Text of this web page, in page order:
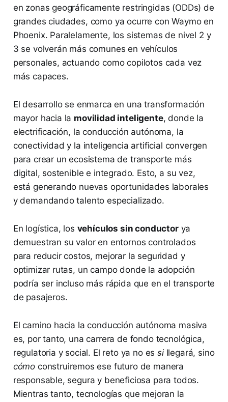
en zonas geográficamente restringidas (ODDs) de
grandes ciudades, como ya ocurre con Waymo en
Phoenix. Paralelamente, los sistemas de nivel 2 y
3 se volverán más comunes en vehículos
personales, actuando como copilotos cada vez
más capaces.
El desarrollo se enmarca en una transformación
mayor hacia la movilidad inteligente, donde la
electrificación, la conducción autónoma, la
conectividad y la inteligencia artificial convergen
para crear un ecosistema de transporte más
digital, sostenible e integrado. Esto, a su vez,
está generando nuevas oportunidades laborales
y demandando talento especializado.
En logística, los vehículos sin conductorya
demuestran su valor en entornos controlados
para reducir costos, mejorar la seguridad y
optimizar rutas, un campo donde la adopción
podría ser incluso más rápida que en el transporte
de pasajeros.
El camino hacia la conducción autónoma masiva
es, por tanto, una carrera de fondo tecnológica,
regulatoria y social. El reto ya no essillegará, sino
cómo construiremos ese futuro de manera
responsable, segura y beneficiosa para todos.
Mientras tanto, tecnologías que mejoran la